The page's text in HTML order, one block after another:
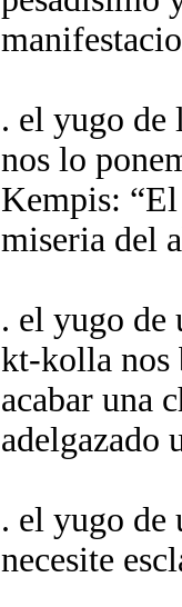
. el yugo de
nos lo
Kempis:
miseria del
. el yugo de
kt-kolla nos
acabar una
adelgazado
. el yugo de
necesite